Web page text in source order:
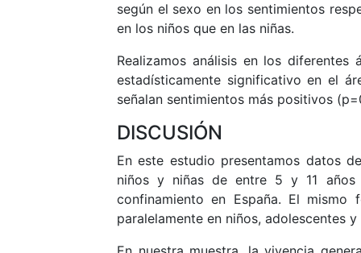
según el sexo en los sentimientos
en los niños que en las niñas.
Realizamos análisis en los
estadísticamente significativo en el
señalan sentimientos más positivos
DISCUSIÓN
En este estudio presentamos datos
niños y niñas de entre 5 y 11
confinamiento en España. El
paralelamente en niños, adolescentes